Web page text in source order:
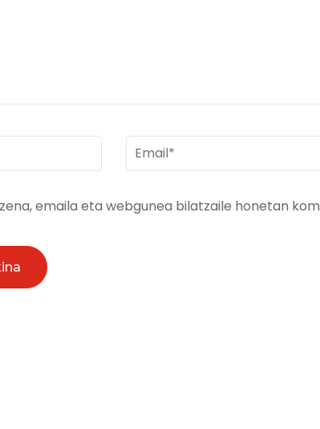
Email*
emaila eta webgunea bilatzaile honetan